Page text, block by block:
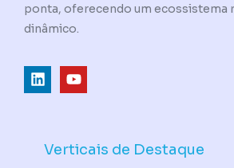
ponta, oferecendo um ecossistema
dinâmico.
L
i
d
Y
o
b
Verticais de Destaque